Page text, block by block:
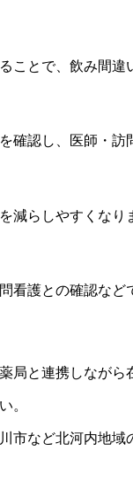
ことで、飲み間
確認し、医師・
減らしやすくなり
看護との確認など
局と連携しながら
。
など北河内地